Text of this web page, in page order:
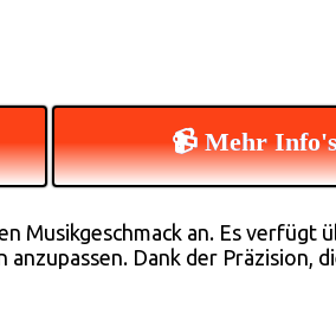
📹 Mehr
Musikgeschmack an. Es
anzupassen. Dank der